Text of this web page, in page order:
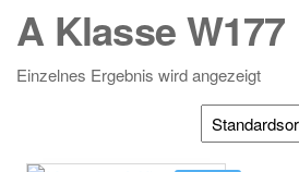
A Klasse W177
Einzelnes Ergebnis wird angezeigt